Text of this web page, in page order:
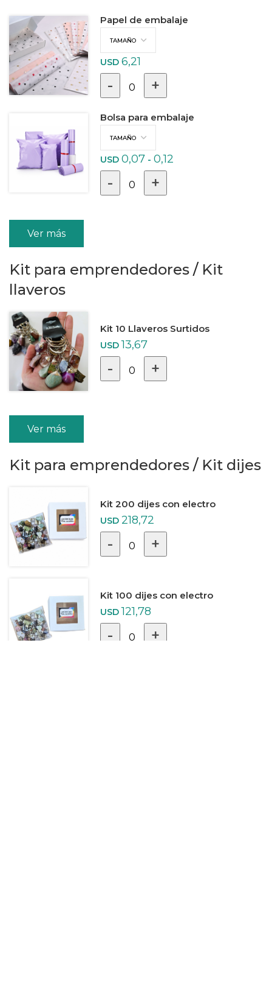
Papel de embalaje
USD 6,21
- 0 +
Bolsa para embalaje
USD 0,07 - 0,12
- 0 +
Ver más
Kit para emprendedores / Kit
llaveros
Kit 10 Llaveros Surtidos
USD 13,67
- 0 +
Ver más
Kit para emprendedores / Kit dijes
Kit 200 dijes con electro
USD 218,72
- 0 +
Kit 100 dijes con electro
USD 121,78
- 0 +